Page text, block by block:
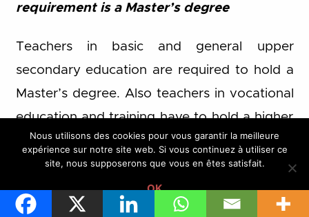
requirement is a Master’s degree
Teachers in basic and general upper
secondary education are required to hold a
Master’s degree. Also teachers in vocational
education and training have to hold a higher
education degree. The high level of training
is seen as necessary as teachers in Finland
are very autonomous professionally.
Teaching and guidance staff within day-care
Nous utilisons des cookies pour vous garantir la meilleure
expérience sur notre site web. Si vous continuez à utiliser ce
site, nous supposerons que vous en êtes satisfait.
OK